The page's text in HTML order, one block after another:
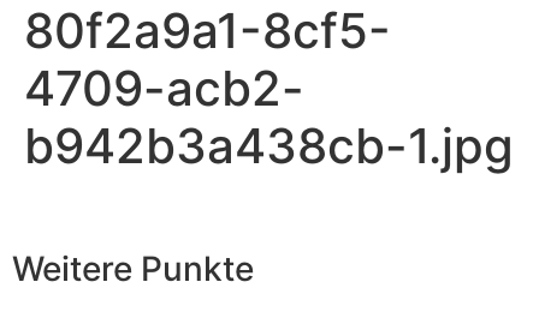
80f2a9a1-8cf5-
4709-acb2-
b942b3a438cb-1.jpg
Weitere Punkte